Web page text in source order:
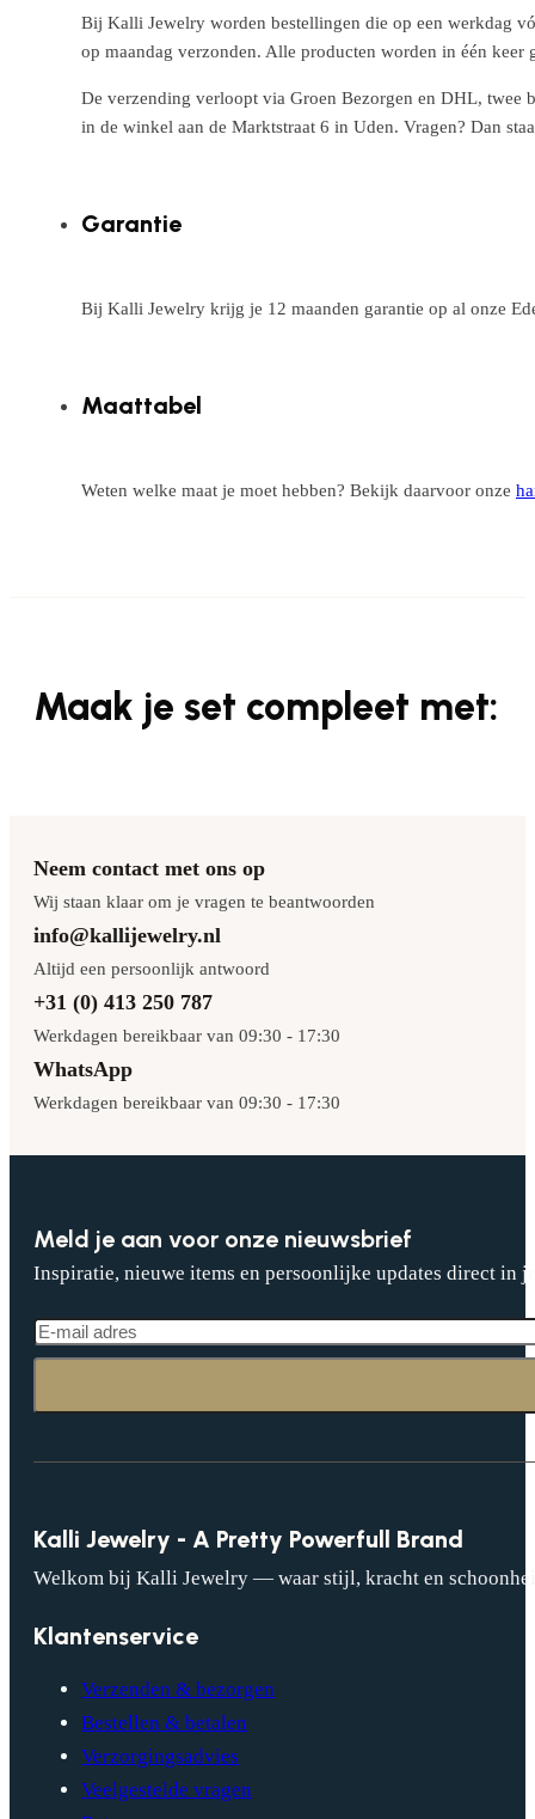
Bij Kalli Jewelry worden bestellingen die op een werkdag
op maandag verzonden. Alle producten worden in één
De verzending verloopt via Groen Bezorgen en DHL, twee
in de winkel aan de Marktstraat 6 in Uden. Vragen? Dan
Garantie
Bij Kalli Jewelry krijg je 12 maanden garantie op al onze
Maattabel
Weten welke maat je moet hebben? Bekijk daarvoor onze
Maak je set compleet met:
Neem contact met ons op
Wij staan klaar om je vragen te beantwoorden
info@kallijewelry.nl
Altijd een persoonlijk antwoord
+31 (0) 413 250 787
Werkdagen bereikbaar van 09:30 - 17:30
WhatsApp
Werkdagen bereikbaar van 09:30 - 17:30
Meld je aan voor onze nieuwsbrief
Inspiratie, nieuwe items en persoonlijke updates direct in
Kalli Jewelry - A Pretty Powerfull Brand
Welkom bij Kalli Jewelry — waar stijl, kracht en
Klantenservice
Verzenden & bezorgen
Bestellen & betalen
Verzorgingsadvies
Veelgestelde vragen